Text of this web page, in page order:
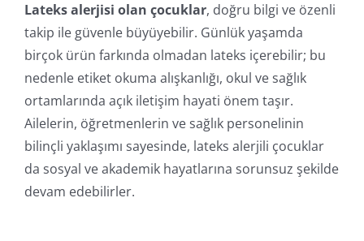
Lateks alerjisi olan çocuklar, doğru bilgi ve özenli
takip ile güvenle büyüyebilir. Günlük yaşamda
birçok ürün farkında olmadan lateks içerebilir; bu
nedenle etiket okuma alışkanlığı, okul ve sağlık
ortamlarında açık iletişim hayati önem taşır.
Ailelerin, öğretmenlerin ve sağlık personelinin
bilinçli yaklaşımı sayesinde, lateks alerjili çocuklar
da sosyal ve akademik hayatlarına sorunsuz şekilde
devam edebilirler.